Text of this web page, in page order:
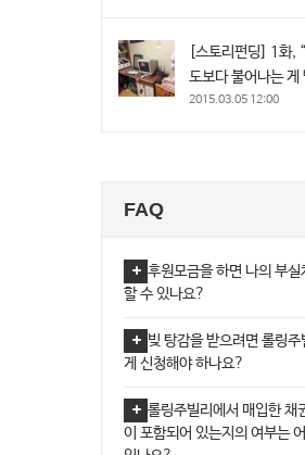
[스토리펀딩] 1화,
도보다 불어나는 게
2015.03.05 12:00
FAQ
후원모금을 하면 나의 부실
할 수 있나요?
빚 탕감을 받으려면 롤링
게 신청해야 하나요?
롤링주빌리에서 매입한 채
이 포함되어 있는지의 여부는